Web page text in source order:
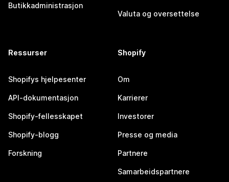
Butikkadministrasjon
Valuta og oversettelse
Ressurser
Shopifys hjelpesenter
API-dokumentasjon
Shopify-fellesskapet
Shopify-blogg
Forskning
Shopify
Om
Karrierer
Investorer
Presse og media
Partnere
Samarbeidspartnere